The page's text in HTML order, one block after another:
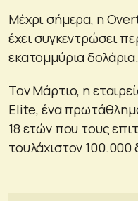
Μέχρι σήμερα, η
έχει συγκεντρώσει
εκατομμύρια δολάρια.
Τον Μάρτιο, η
Elite, ένα
18 ετών που τους
τουλάχιστον 100.000